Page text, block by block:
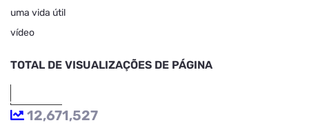
uma vida útil
vídeo
TOTAL DE VISUALIZAÇÕES DE PÁGINA
12,671,527